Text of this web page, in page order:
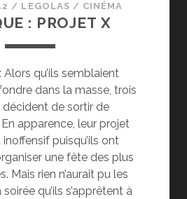
/ LEGOLAS / CINÉMA
: PROJET X
Alors qu’ils semblaient
dans la masse, trois
de sortir de
En apparence, leur projet
puisqu’ils ont
une fête des plus
Mais rien n’aurait pu les
qu’ils s’apprêtent à